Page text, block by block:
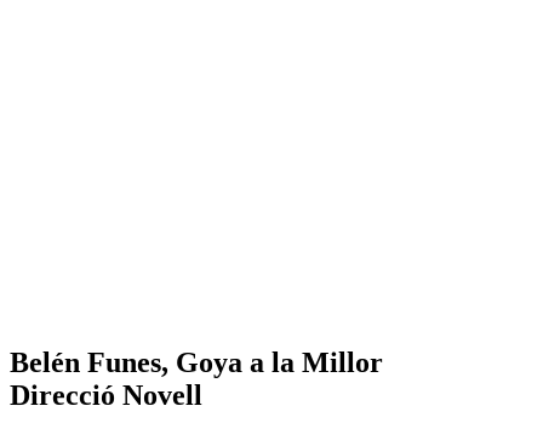
Belén Funes, Goya a la Millor
Direcció Novell